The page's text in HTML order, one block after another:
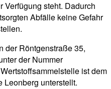
steht. Dadurch
Abfälle keine Gefahr
der Röntgenstraße 35,
der Nummer
ist dem
Leonberg unterstellt.